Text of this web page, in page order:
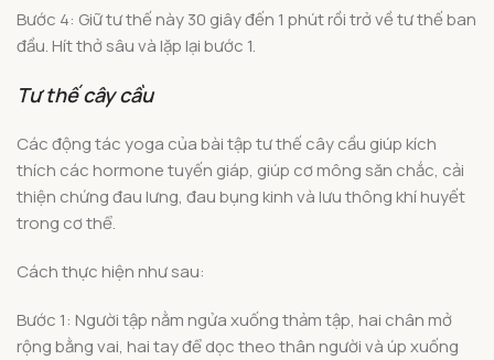
Bước 4: Giữ tư thế này 30 giây đến 1 phút rồi trở về tư thế ban
đầu. Hít thở sâu và lặp lại bước 1.
Tư thế cây cầu
Các động tác yoga của bài tập tư thế cây cầu giúp kích
thích các hormone tuyến giáp, giúp cơ mông săn chắc, cải
thiện chứng đau lưng, đau bụng kinh và lưu thông khí huyết
trong cơ thể.
Cách thực hiện như sau:
Bước 1: Người tập nằm ngửa xuống thảm tập, hai chân mở
rộng bằng vai, hai tay để dọc theo thân người và úp xuống